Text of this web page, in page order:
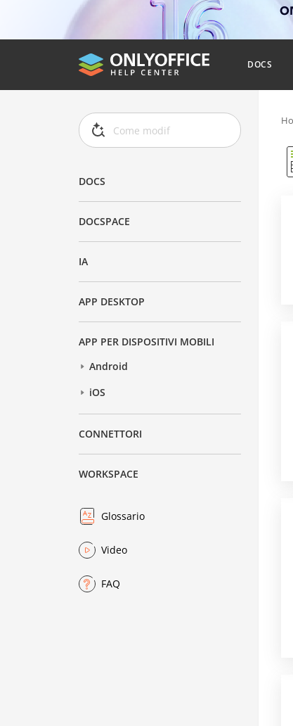
DOCS
DOCS
DOCSPACE
IA
APP DESKTOP
APP PER DISPOSITIVI MOBILI
Android
iOS
CONNETTORI
WORKSPACE
Glossario
Video
FAQ